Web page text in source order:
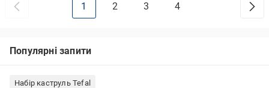
1 2 3 4
Популярні запити
Набір каструль Tefal